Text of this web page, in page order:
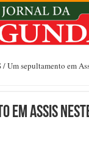
/Um sepultamento em
em Assis